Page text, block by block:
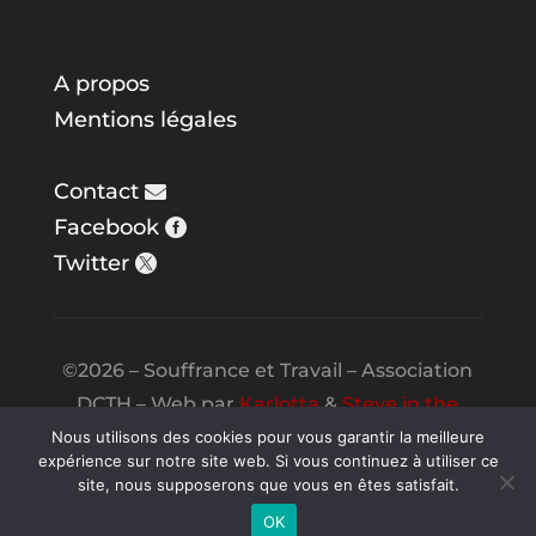
A propos
Mentions légales
Contact
Facebook
Twitter
©2026 – Souffrance et Travail – Association
DCTH – Web parKarlotta&Steve in the
Night
Nous utilisons des cookies pour vous garantir la meilleure
expérience sur notre site web. Si vous continuez à utiliser ce
site, nous supposerons que vous en êtes satisfait.
OK